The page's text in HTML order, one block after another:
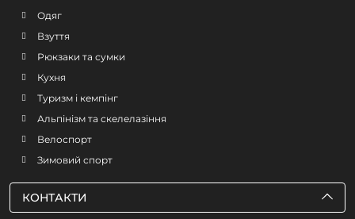
Одяг
Взуття
Рюкзаки та сумки
Кухня
Туризм і кемпінг
Альпінізм та скелелазіння
Велоспорт
Зимовий спорт
КОНТАКТИ